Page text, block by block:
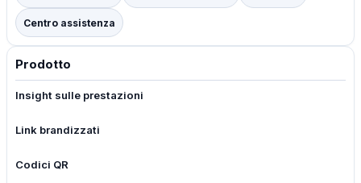
Centro assistenza
Prodotto
Insight sulle prestazioni
Link brandizzati
Codici QR